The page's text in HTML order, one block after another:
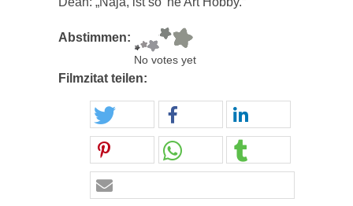
Abstimmen:
No votes yet
Filmzitat teilen: